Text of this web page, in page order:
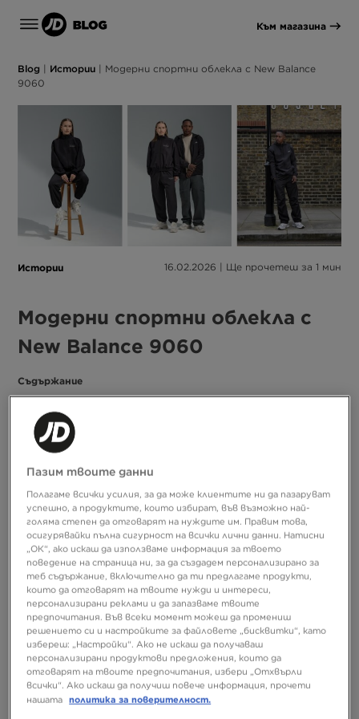
Към магазина
Blog | Истории | Модерни спортни облекла с New Balance
9060
Истории 16.02.2026 | Ще прочетеш за 1 мин
Модерни спортни облекла с
New Balance 9060
Съдържание
Модерен дизайн с ретро привкус
New Balance 9060 – comfort meets confidence
NB 9060 – дизайн, с който ще впечатляваш
Всеки почитател на спортното облекло много добре
New Balance
бранд има в портфолиото си редица страхотни колекции
маратонки, които от години не губят своята популярност.
Сред моделите, които със сигурност трябва да бъдат част
от всеки гардероб, е моделът NB 9060.Това е пример, че
ретро естетиката в модерна интерпретация е нещо, в
което New Balance няма равни. Опознай по-добре цялата
серия 9060. А след това се отбий за своя чифт в JD Sports.
Модерен дизайн с ретро привкус
Предлагайки модела New Balance 9060, екипът от дизайнери
искаше да предложи на клиентите уникална комбинация от
модерност и ретро акценти. Те се вдъхновяват от
Пазим твоите данни
Полагаме всички усилия, за да може клиентите ни да пазаруват
успешно, а продуктите, които избират, във възможно най-
голяма степен да отговарят на нуждите им. Правим това,
осигурявайки пълна сигурност на всички лични данни. Натисни
„ОК“, ако искаш да използваме информация за твоето
поведение на страница ни, за да създадем персонализирано за
теб съдържание, включително да ти предлагаме продукти,
които да отговарят на твоите нужди и интереси,
персонализирани реклами и да запазваме твоите
предпочитания. Във всеки момент можеш да промениш
решението си и настройките за файловете „бисквитки“, като
избереш: „Настройки“. Ако не искаш да получаваш
персонализирани продуктови предложения, които да
отговарят на твоите предпочитания, избери „Отхвърли
всички“. Ако искаш да получиш повече информация, прочети
нашата политика за поверителност.